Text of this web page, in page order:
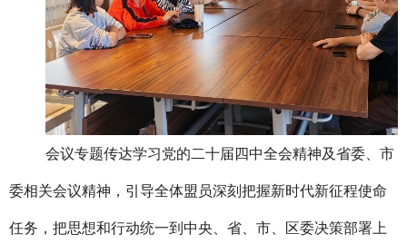
会议专题传达学习党的二十届四中全会精神及省委、市
委相关会议精神，引导全体盟员深刻把握新时代新征程使命
任务，把思想和行动统一到中央、省、市、区委决策部署上